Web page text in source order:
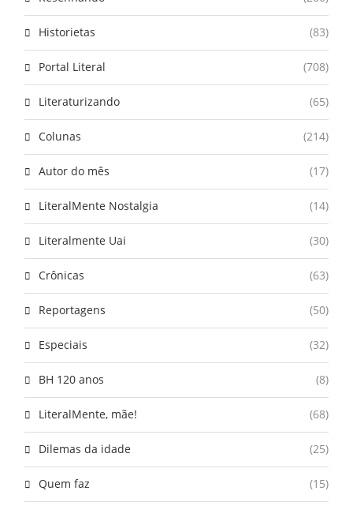
Historietas (83)
Portal Literal (708)
Literaturizando (65)
Colunas (214)
Autor do mês (17)
LiteralMente Nostalgia (14)
Literalmente Uai (30)
Crônicas (63)
Reportagens (50)
Especiais (32)
BH 120 anos (8)
LiteralMente, mãe! (68)
Dilemas da idade (25)
Quem faz (15)